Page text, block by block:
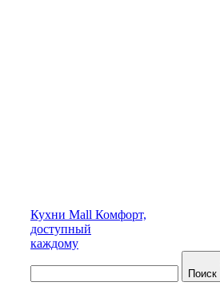
Кухни Mall Комфорт,
доступный
каждому
Поиск